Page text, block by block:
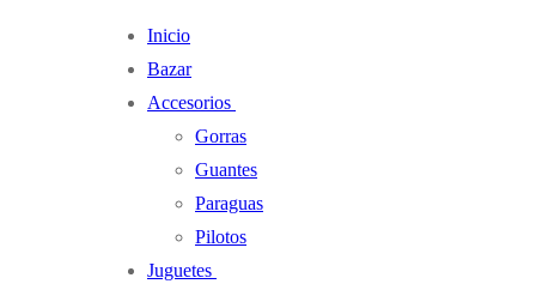
Inicio
Bazar
Accesorios
Gorras
Guantes
Paraguas
Pilotos
Juguetes